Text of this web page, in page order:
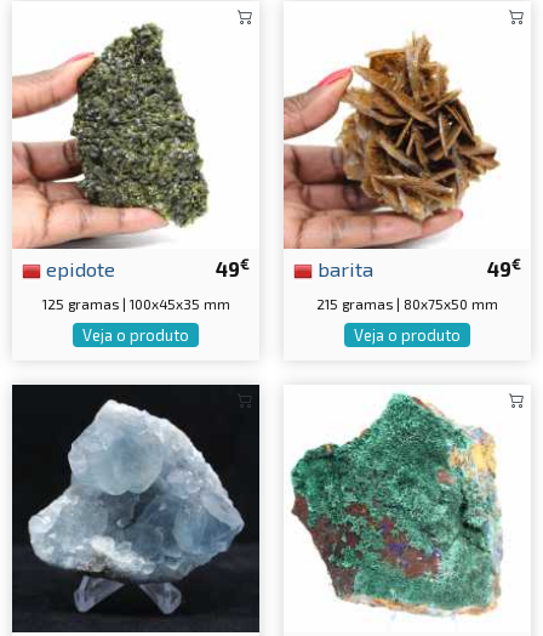
49€
epidote
125 gramas | 100x45x35 mm
Veja o produto
49€
barita
215 gramas | 80x75x50 mm
Veja o produto